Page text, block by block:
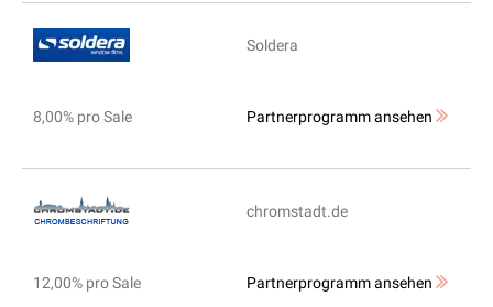
Soldera
8,00% pro Sale Partnerprogramm ansehen
chromstadt.de
12,00% pro Sale Partnerprogramm ansehen